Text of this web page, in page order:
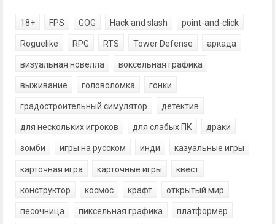
18+ FPS GOG Hack and slash point-and-click
Roguelike RPG RTS Tower Defense аркада
визуальная новелла воксельная графика
выживание головоломка гонки
градостроительный симулятор детектив
для нескольких игроков для слабых ПК драки
зомби игры на русском инди казуальные игры
карточная игра карточные игры квест
конструктор космос крафт открытый мир
песочница пиксельная графика платформер